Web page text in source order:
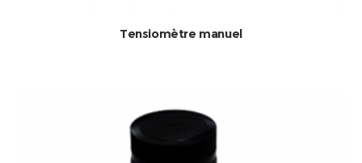
Tensiomètre manuel